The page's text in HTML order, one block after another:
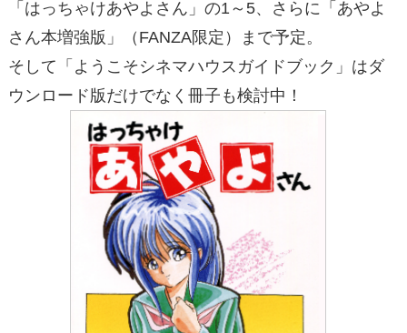
「はっちゃけあやよさん」の1～5、さらに「あやよ
さん本増強版」（FANZA限定）まで予定。
そして「ようこそシネマハウスガイドブック」はダ
ウンロード版だけでなく冊子も検討中！